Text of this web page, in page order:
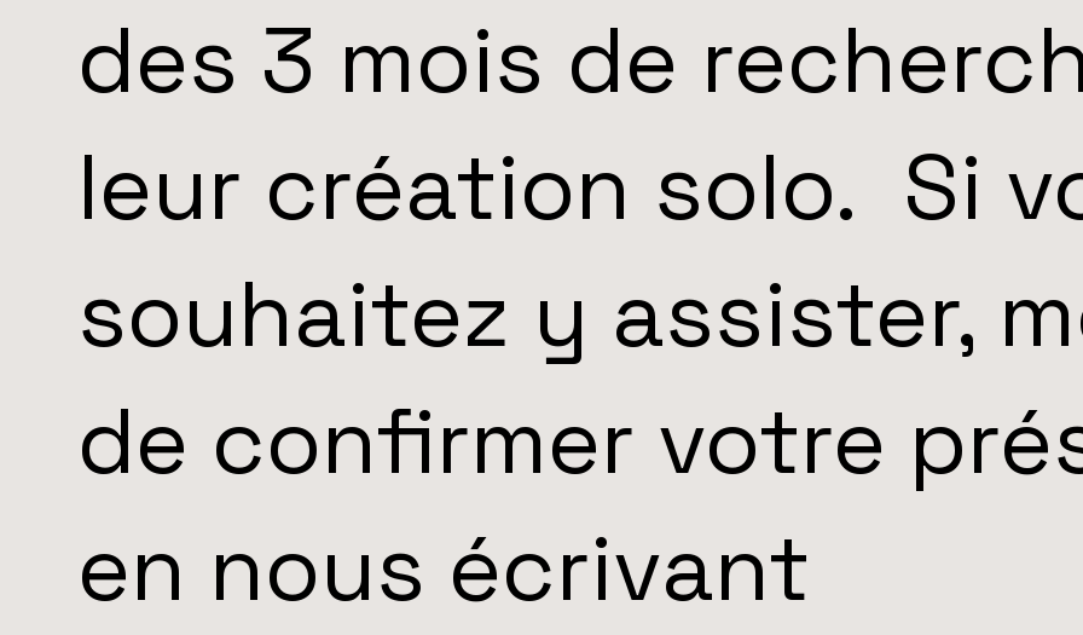
des 3 mois de
leur création solo. Si
souhaitez y assister,
de confirmer votre
en nous écrivant